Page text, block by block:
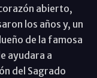
abierto,
los años y, un
de la famosa
ayudara a
del Sagrado